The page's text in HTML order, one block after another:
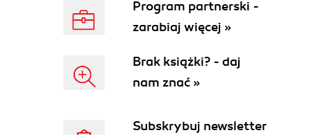
Program partnerski -
zarabiaj więcej »
Brak książki? - daj
nam znać »
Subskrybuj newsletter